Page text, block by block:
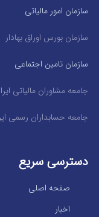
سازمان امور مالیاتی
سازمان بورس اوراق بهادار
سازمان تامین اجتماعی
جامعه مشاوران مالیاتی
جامعه حسابداران رسمی
دسترسی سریع
صفحه اصلی
اخبار